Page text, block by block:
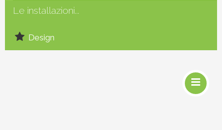
Le installazioni...
Design